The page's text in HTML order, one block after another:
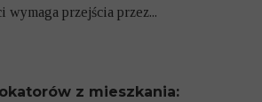
wymaga przejścia przez...
z mieszkania: